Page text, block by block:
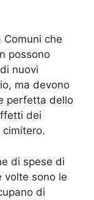
che
possono
nuovi
ma devono
perfetta dello
dei
di spese di
volte sono le
di